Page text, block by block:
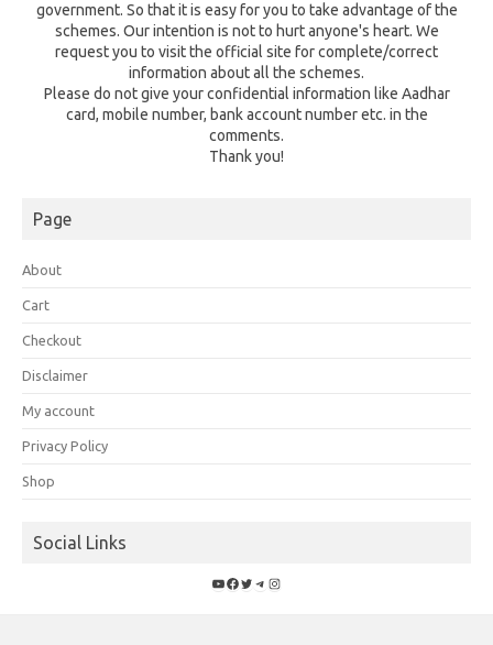
government. So that it is easy for you to take advantage of the
schemes. Our intention is not to hurt anyone's heart. We
request you to visit the official site for complete/correct
information about all the schemes.
Please do not give your confidential information like Aadhar
card, mobile number, bank account number etc. in the
comments.
Thank you!
Page
About
Cart
Checkout
Disclaimer
My account
Privacy Policy
Shop
Social Links
YouTube
Facebook
Twitter
Telegram
Instagram